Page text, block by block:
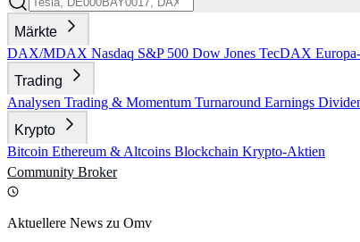
Märkte
DAX/MDAX Nasdaq S&P 500 Dow Jones TecDAX
Trading
Analysen Trading & Momentum Turnaround Earnings
Krypto
Bitcoin Ethereum & Altcoins Blockchain Krypto-Aktien
Community Broker
Aktuellere News zu Omv